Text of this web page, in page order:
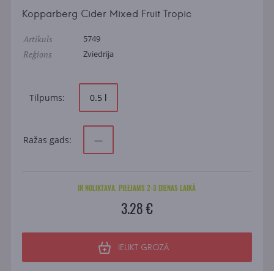
Kopparberg Cider Mixed Fruit Tropic
Artikuls 5749
Reģions Zviedrija
Tilpums: 0.5 l
Ražas gads: —
IR NOLIKTAVA. PIEEJAMS 2-3 DIENAS LAIKĀ
3.28 €
IELIKT GROZĀ